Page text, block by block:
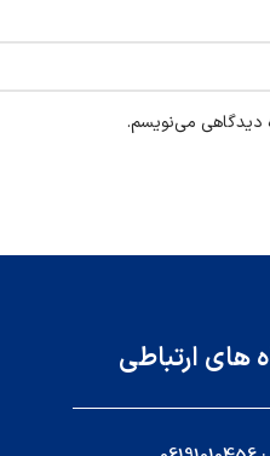
دیدگاهی می‌نویسم.
های ارتباطی